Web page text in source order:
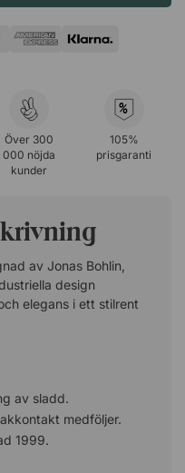
Över 300
000 nöjda
kunder
%
105%
prisgaranti
av Jonas Bohlin,
design
elegans i ett stilrent
av sladd.
medföljer.
1999.